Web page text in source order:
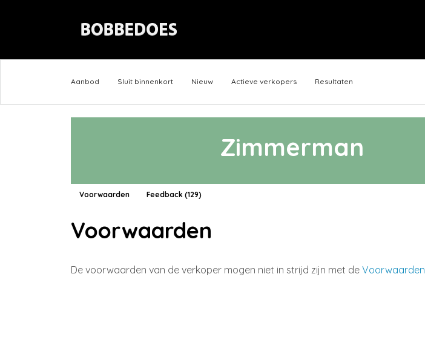
Aanbod Sluit binnenkort Nieuw Actieve verkopers Resultaten
Zimmerman
Voorwaarden Feedback (129)
Voorwaarden
De voorwaarden van de verkoper mogen niet in strijd zijn met de Voorwaarden